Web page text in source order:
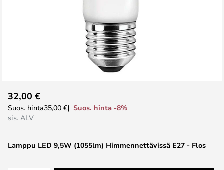
to
the
the
Lamppu LED 9,5W (1055lm) Himmennettävissä E27 - Flos
32,00 €
Suos. hinta35,00 €
Suos. hinta -8%
sis. ALV